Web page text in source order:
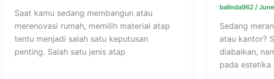
Saat kamu sedang membangun atau
merenovasi rumah, memilih material atap
tentu menjadi salah satu keputusan
penting. Salah satu jenis atap
balinda962 /
Sedang
atau kantor?
diabaikan,
pada estetika